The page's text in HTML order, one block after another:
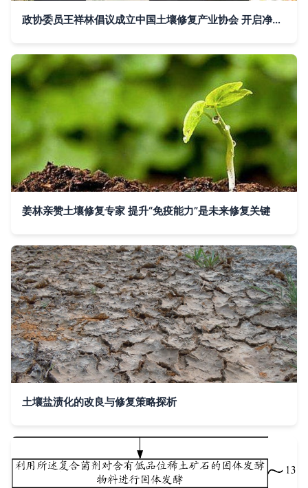
政协委员王祥林倡议成立中国土壤修复产业协会 开启净土保卫新篇章
姜林亲赞土壤修复专家 提升“免疫能力”是未来修复关键
土壤盐渍化的改良与修复策略探析